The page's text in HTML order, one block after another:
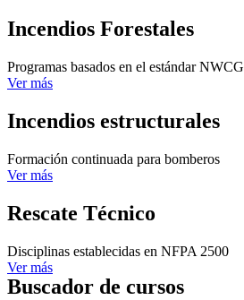
Incendios Forestales
Programas basados en el estándar NWCG
Ver más
Incendios estructurales
Formación continuada para bomberos
Ver más
Rescate Técnico
Disciplinas establecidas en NFPA 2500
Ver más
Buscador de cursos